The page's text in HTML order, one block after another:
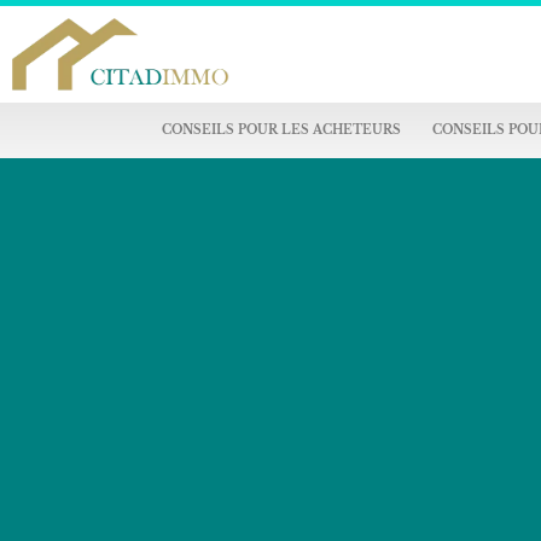
CONSEILS POUR LES ACHETEURS CONSEILS